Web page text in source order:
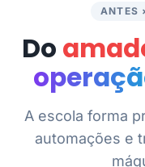
ANTES
Do
A escola forma
automações e